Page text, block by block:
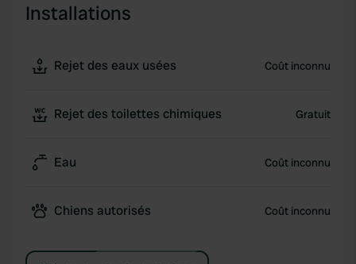
Installations
Rejet des eaux usées Coût inconnu
Rejet des toilettes chimiques Gratuit
Eau Coût inconnu
Chiens autorisés Coût inconnu